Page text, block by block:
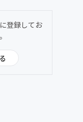
登録してお